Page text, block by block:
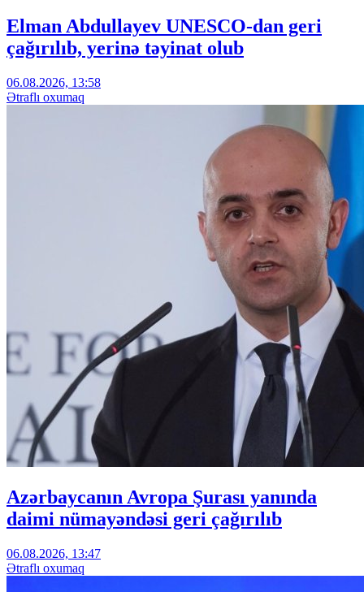
Elman Abdullayev UNESCO-dan geri
çağırılıb, yerinə təyinat olub
06.08.2026, 13:58
Ətraflı oxumaq
Azərbaycanın Avropa Şurası yanında
daimi nümayəndəsi geri çağırılıb
06.08.2026, 13:47
Ətraflı oxumaq